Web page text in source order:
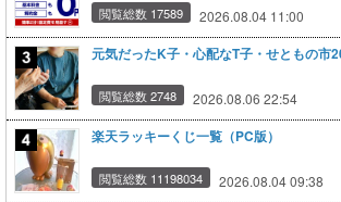
閲覧総数 17589 2026.08.04 11:00
元気だったK子・心配なT子・せともの市
閲覧総数 2748 2026.08.06 22:54
楽天ラッキーくじ一覧（PC版）
閲覧総数 11198034 2026.08.04 09:38